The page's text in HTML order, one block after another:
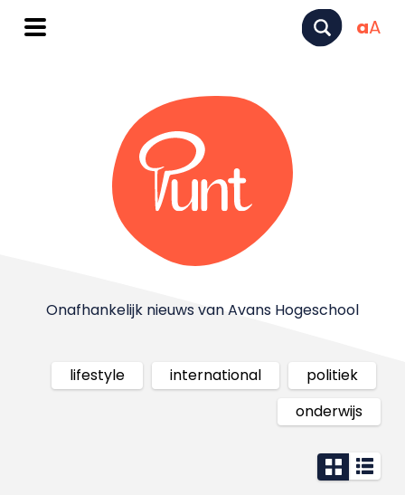
aA
Onafhankelijk nieuws van Avans Hogeschool
lifestyle international
politiek
onderwijs